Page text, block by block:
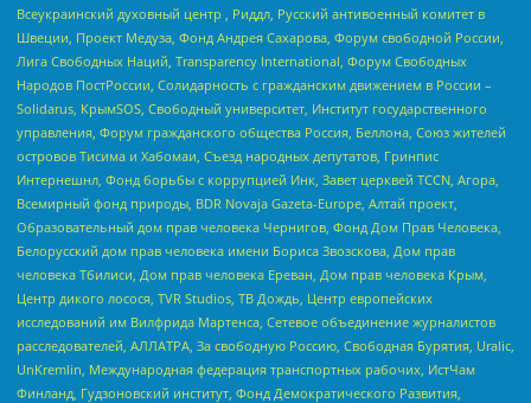
Всеукраинский духовный центр , Риддл, Русский антивоенный комитет в
Швеции, Проект Медуза, Фонд Андрея Сахарова, Форум свободной России,
Лига Свободных Наций, Transparеncy International, Форум Свободных
Народов ПостРоссии, Солидарность с гражданским движением в России –
Solidarus, КрымSOS, Свободный университет, Институт государственного
управления, Форум гражданского общества Россия, Беллона, Союз жителей
островов Тисима и Хабомаи, Съезд народных депутатов, Гринпис
Интернешнл, Фонд борьбы с коррупцией Инк, Завет церквей TCCN, Агора,
Всемирный фонд природы, BDR Novaja Gazeta-Europe, Алтай проект,
Образовательный дом прав человека Чернигов, Фонд Дом Прав Человека,
Белорусский дом прав человека имени Бориса Звозскова, Дом прав
человека Тбилиси, Дом прав человека Ереван, Дом прав человека Крым,
Центр дикого лосося, TVR Studios, ТВ Дождь, Центр европейских
исследований им Вилфрида Мартенса, Сетевое объединение журналистов
расследователей, АЛЛАТРА, За свободную Россию, Свободная Бурятия, Uralic,
UnKremlin, Международная федерация транспортных рабочих, ИстЧам
Финланд, Гудзоновский институт, Фонд Демократического Развития,